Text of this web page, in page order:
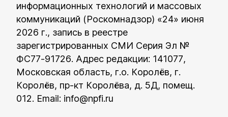
информационных технологий и массовых
коммуникаций (Роскомнадзор) «24» июня
2026 г., запись в реестре
зарегистрированных СМИ Серия Эл №
ФС77-91726. Адрес редакции: 141077,
Московская область, г.о. Королёв, г.
Королёв, пр-кт Королёва, д. 5Д, помещ.
012. Email: info@npfi.ru